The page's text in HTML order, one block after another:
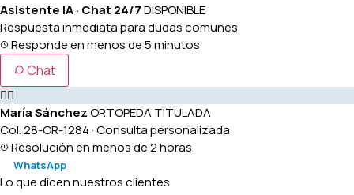
Asistente IA · Chat 24/7DISPONIBLE
Respuesta inmediata para dudas comunes
Responde en menos de 5 minutos
Chat
👩‍⚕️
María SánchezORTOPEDA TITULADA
Col. 28-OR-1284 · Consulta personalizada
Resolución en menos de 2 horas
WhatsApp
Lo que dicen nuestros clientes